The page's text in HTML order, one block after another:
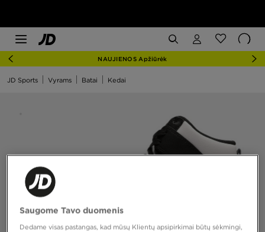
NAUJIENOS Apžiūrėk
JD Sports Vyrams Batai Kedai
Saugome Tavo duomenis
Dedame visas pastangas, kad mūsų Klientų apsipirkimai būtų sėkmingi,